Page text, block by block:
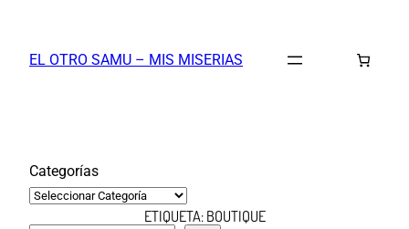
contenido
EL OTRO SAMU – MIS MISERIAS
Categorías
ETIQUETA:BOUTIQUE